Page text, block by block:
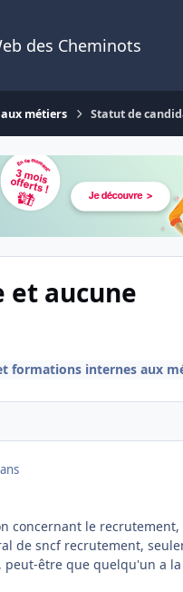
des Cheminots
métiers Statut de
et aucune
formations internes aux
concernant le
de sncf recrutement,
peut-être que quelqu'un a